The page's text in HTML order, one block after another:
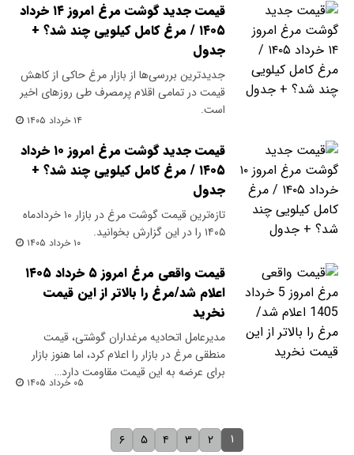
قیمت جدید گوشت مرغ امروز ۱۴ خرداد
۱۴۰۵ / مرغ کامل کیلویی چند شد؟ +
جدول
جدیدترین بررسی‌ها از بازار مرغ حاکی از کاهش
قیمت در تمامی اقلام پرمصرف طی روزهای اخیر
است.
۱۴ خرداد ۱۴۰۵
قیمت جدید گوشت مرغ امروز ۱۰ خرداد
۱۴۰۵ / مرغ کامل کیلویی چند شد؟ +
جدول
تازه‌ترین قیمت گوشت مرغ در بازار ۱۰ خردادماه
۱۴۰۵ را در این گزارش بخوانید.
۱۰ خرداد ۱۴۰۵
قیمت واقعی مرغ امروز ۵ خرداد ۱۴۰۵
اعلام شد/مرغ را بالاتر از این قیمت
نخرید
مدیرعامل اتحادیه مرغداران گوشتی، قیمت
منطقی مرغ در بازار را اعلام کرد، اما هنوز بازار
برای عرضه به این قیمت مقاومت دارد…
۰۵ خرداد ۱۴۰۵
۱ ۲ ۳ ۴ ۵ ۶